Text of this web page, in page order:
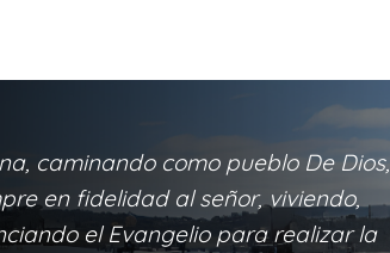
caminando como pueblo De Dios,
en fidelidad al señor, viviendo,
el Evangelio para realizar la